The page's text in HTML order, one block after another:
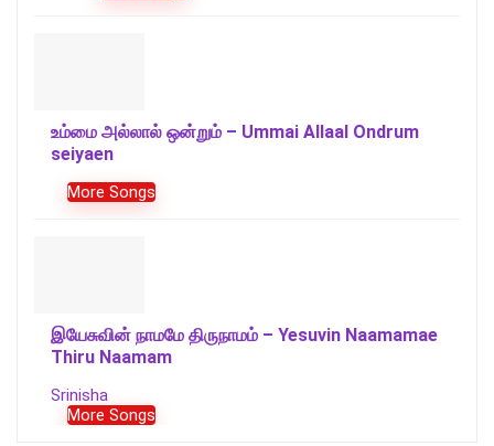
உம்மை அல்லால் ஒன்றும் – Ummai Allaal Ondrum
seiyaen
More Songs
இயேசுவின் நாமமே திருநாமம் – Yesuvin Naamamae
Thiru Naamam
Srinisha
More Songs